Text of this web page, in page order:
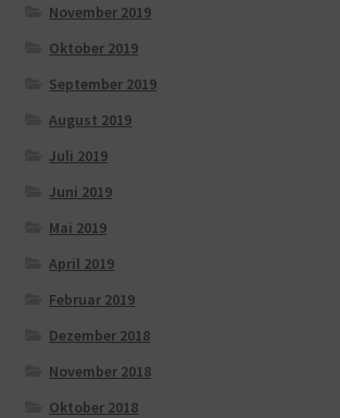
November 2019
Oktober 2019
September 2019
August 2019
Juli 2019
Juni 2019
Mai 2019
April 2019
Februar 2019
Dezember 2018
November 2018
Oktober 2018